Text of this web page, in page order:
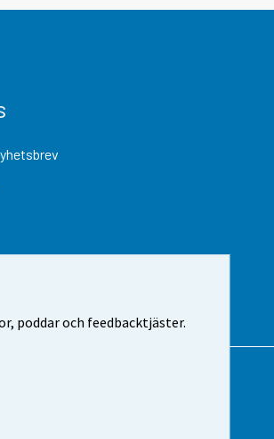
poddar och feedbacktjäster.